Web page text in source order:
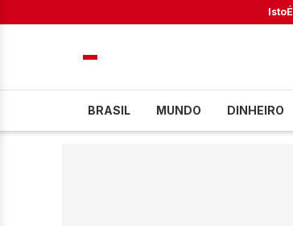
IstoÉ
BRASIL MUNDO DINHEIRO